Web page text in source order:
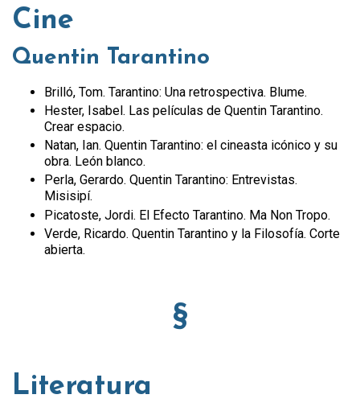
Cine
Quentin Tarantino
Brilló, Tom. Tarantino: Una retrospectiva. Blume.
Hester, Isabel. Las películas de Quentin Tarantino.
Crear espacio.
Natan, Ian. Quentin Tarantino: el cineasta icónico y su
obra. León blanco.
Perla, Gerardo. Quentin Tarantino: Entrevistas.
Misisipí.
Picatoste, Jordi. El Efecto Tarantino. Ma Non Tropo.
Verde, Ricardo. Quentin Tarantino y la Filosofía. Corte
abierta.
§
Literatura